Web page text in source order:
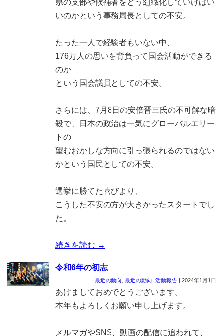
県の支部や候補者をどう組織化していけばい
いのかという事務局長としての不安。
たった一人で経験者もいない中、
176万人の思いを背負って国会活動ができる
のか
という国会議員としての不安。
さらには、7月8日の安倍晋三氏の不可解な暗
殺で、日本の政治は一気にグローバルエリー
トの
望むおかしな方向に引っ張られるのではない
かという国民としての不安。
選挙に勝てた喜びより、
こうした不安の方が大きかったスタートでし
た。
続きを読む →
令和6年の初志
最近の動向 最近の動向 活動報告 | 2024年1月1日
あけましておめでとうございます。
本年もよろしくお願い申し上げます。
メルマガやSNS、動画の配信に追われて、